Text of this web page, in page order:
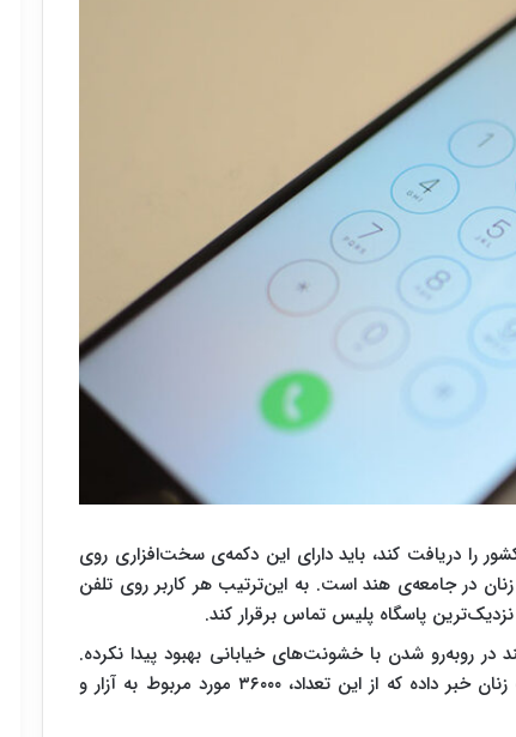
را دریافت کند، باید دارای این دکمه‌ی سخت‌افزاری روی
در جامعه‌ی هند است. به این‌ترتیب هر کاربر روی تلفن
پاسگاه پلیس تماس برقرار کند.
روبه‌رو شدن با خشونت‌های خیابانی بهبود پیدا نکرده.
رویترز در سال ۲۰۱۴ از گزارش ۳۳۷۹۲۲ مورد خشونت علیه زنان خبر داده که از این تعداد، ۳۶۰۰۰ مورد مربوط به آزار و